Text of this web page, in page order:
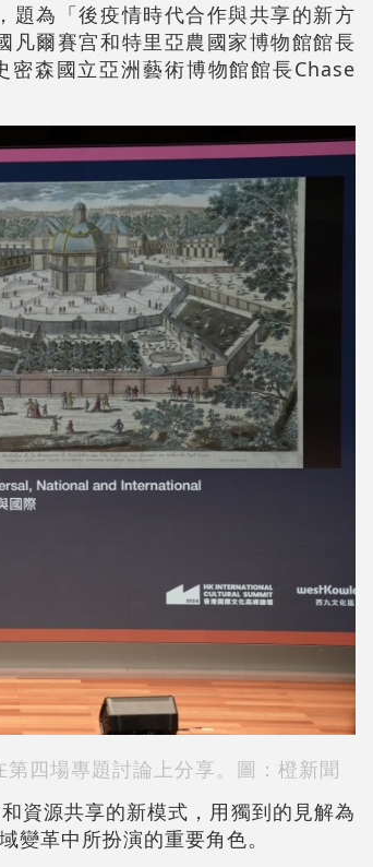
題為「後疫情時代合作與共享的新方
凡爾賽宫和特里亞農國家博物館館長
森國立亞洲藝術博物館館長Chase
四場專題討論上分享。圖：橙新聞
資源共享的新模式，用獨到的見解為
變革中所扮演的重要角色。